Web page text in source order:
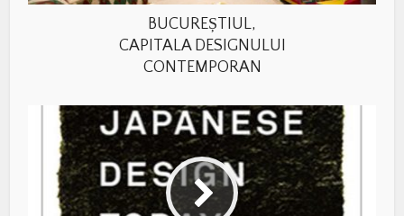
BUCUREȘTIUL,
CAPITALA DESIGNULUI
CONTEMPORAN